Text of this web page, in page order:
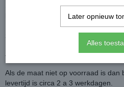
S: 45 cm lang x 40 cm breed
kleiner dan maat 36
M: 54 cm lang x 52 cm breed
L: 60 cm lang x 57 cm breed (Full)
tot 44
Als de maat niet op voorraad is dan
levertijd is circa 2 a 3 werkdagen.
Later opnieuw
Alles